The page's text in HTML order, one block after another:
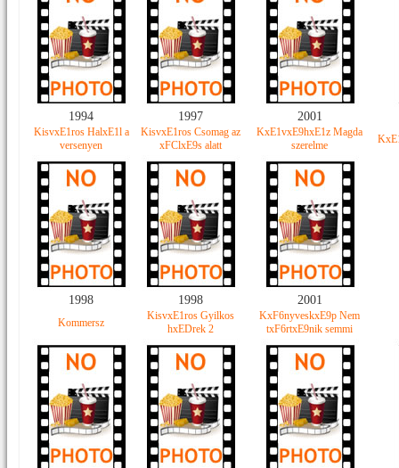
1994 1997 2001
KisvxE1ros HalxE1l a
versenyen
1998
KisvxE1ros Csomag az
xFClxE9s alatt
1998
KxE1vxE9hxE1z Magda
szerelme
2001
Kommersz
KisvxE1ros Gyilkos
hxEDrek 2
KxF6nyveskxE9p Nem
txF6rtxE9nik semmi